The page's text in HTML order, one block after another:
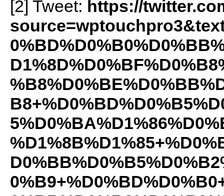
[2] Tweet: https://